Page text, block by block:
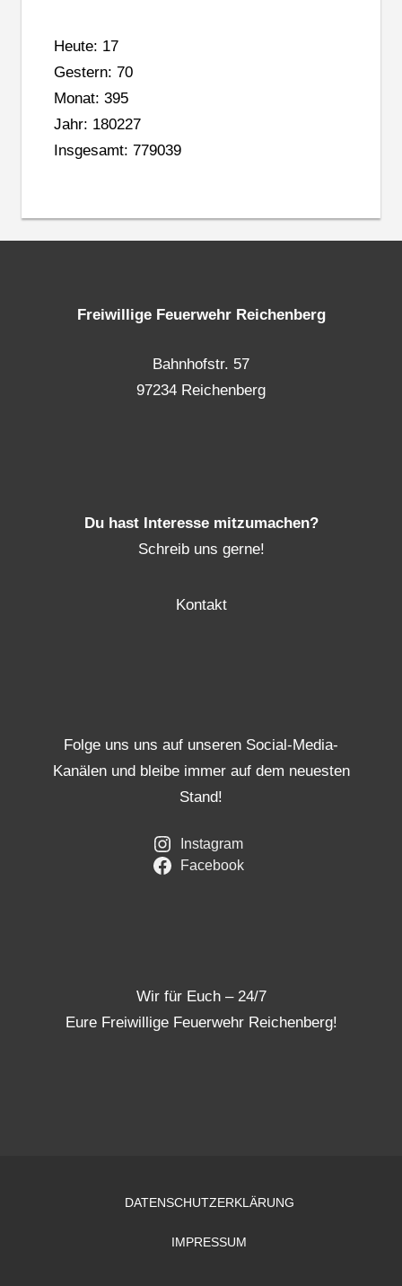
Heute: 17
Gestern: 70
Monat: 395
Jahr: 180227
Insgesamt: 779039
Freiwillige Feuerwehr Reichenberg
Bahnhofstr. 57
97234 Reichenberg
Du hast Interesse mitzumachen?
Schreib uns gerne!
Kontakt
Folge uns uns auf unseren Social-Media-
Kanälen und bleibe immer auf dem neuesten
Stand!
Instagram
Facebook
Wir für Euch – 24/7
Eure Freiwillige Feuerwehr Reichenberg!
DATENSCHUTZERKLÄRUNG
IMPRESSUM